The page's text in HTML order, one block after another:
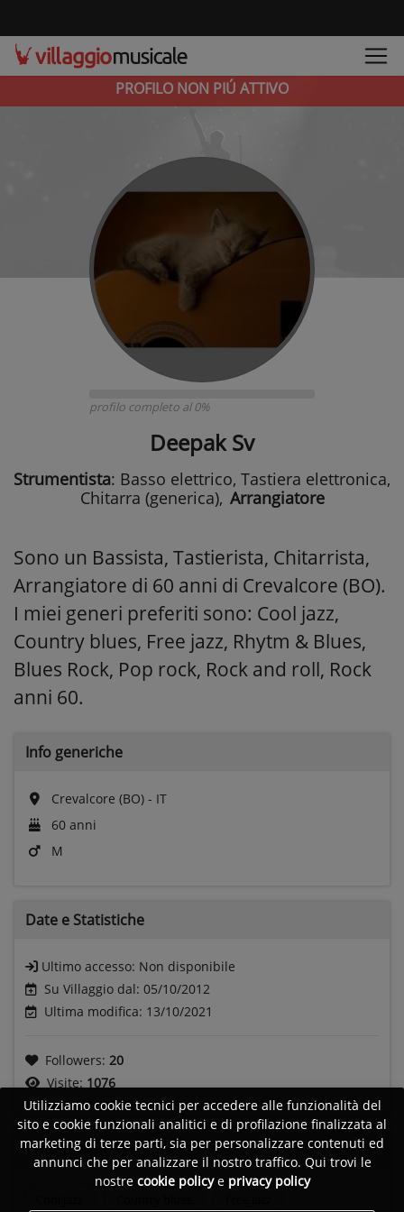
PROFILO NON PIÚ ATTIVO
profilo completo al 0%
Deepak Sv
Strumentista: Basso elettrico, Tastiera elettronica,
Chitarra (generica), Arrangiatore
Sono un Bassista, Tastierista, Chitarrista,
Arrangiatore di 60 anni di Crevalcore (BO).
I miei generi preferiti sono: Cool jazz,
Country blues, Free jazz, Rhytm & Blues,
Blues Rock, Pop rock, Rock and roll, Rock
anni 60.
Info generiche
Crevalcore (BO) - IT
60 anni
M
Date e Statistiche
Ultimo accesso: Non disponibile
Su Villaggio dal: 05/10/2012
Ultima modifica: 13/10/2021
Followers: 20
Visite: 1076
Generi
Utilizziamo cookie tecnici per accedere alle funzionalità del
sito e cookie funzionali analitici e di profilazione finalizzata al
marketing di terze parti, sia per personalizzare contenuti ed
annunci che per analizzare il nostro traffico. Qui trovi le
nostre cookie policye privacy policy